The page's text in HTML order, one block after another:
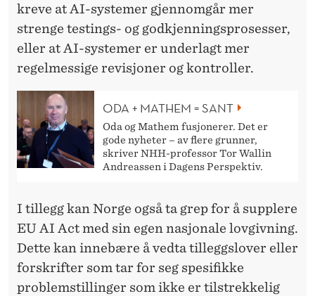
kreve at AI-systemer gjennomgår mer
strenge testings- og godkjenningsprosesser,
eller at AI-systemer er underlagt mer
regelmessige revisjoner og kontroller.
ODA + MATHEM = SANT
Oda og Mathem fusjonerer. Det er
gode nyheter – av flere grunner,
skriver NHH-professor Tor Wallin
Andreassen i Dagens Perspektiv.
I tillegg kan Norge også ta grep for å supplere
EU AI Act med sin egen nasjonale lovgivning.
Dette kan innebære å vedta tilleggslover eller
forskrifter som tar for seg spesifikke
problemstillinger som ikke er tilstrekkelig